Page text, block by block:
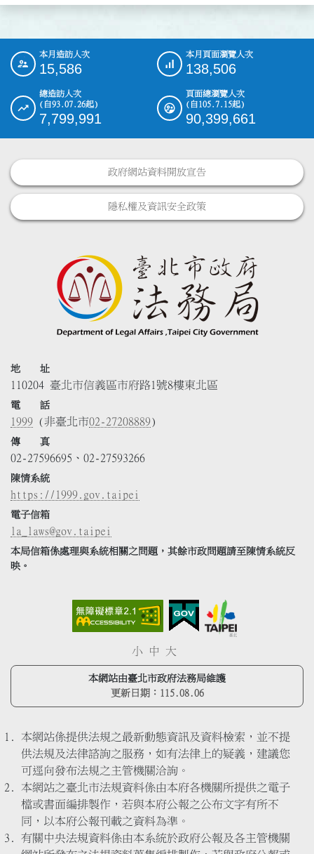
::: 本月造訪人次
15,586
本月頁面瀏覽人次
138,506
總造訪人次
(自93.07.26起)
7,799,991
頁面總瀏覽人次
(自105.7.15起)
90,399,661
政府網站資料開放宣告
隱私權及資訊安全政策
地 址
110204 臺北市信義區市府路1號8樓東北區
電 話
1999 (非臺北市02-27208889)
傳 真
02-27596695、02-27593266
陳情系統
https://1999.gov.taipei
電子信箱
la_laws@gov.taipei
本局信箱係處理與系統相關之問題，其餘市政問題請至陳情系統反
映。
小 中 大
本網站由臺北市政府法務局維護
更新日期： 115.08.06
本網站係提供法規之最新動態資訊及資料檢索，並不提
供法規及法律諮詢之服務，如有法律上的疑義，建議您
可逕向發布法規之主管機關洽詢。
本網站之臺北市法規資料係由本府各機關所提供之電子
檔或書面編排製作，若與本府公報之公布文字有所不
同，以本府公報刊載之資料為準。
有關中央法規資料係由本系統於政府公報及各主管機關